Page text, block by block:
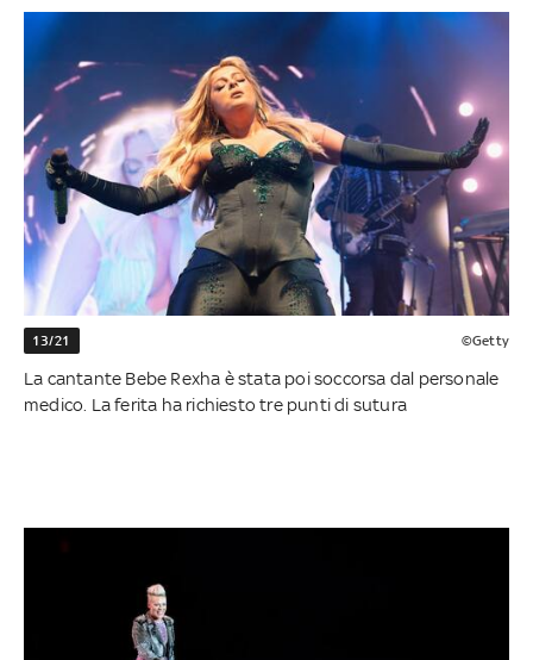
13/21 ©Getty
La cantante Bebe Rexha è stata poi soccorsa dal personale
medico. La ferita ha richiesto tre punti di sutura